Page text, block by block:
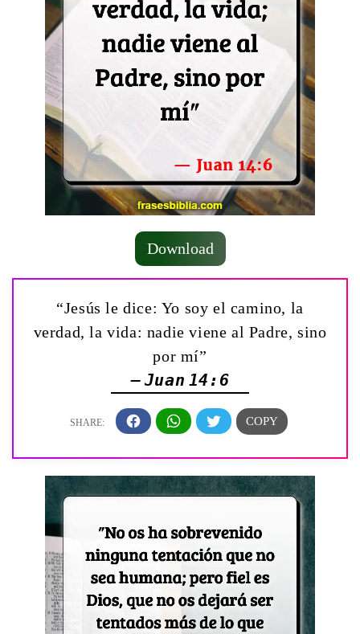
Download
“Jesús le dice: Yo soy el camino, la
verdad, la vida: nadie viene al Padre, sino
por mí”
— Juan 14:6